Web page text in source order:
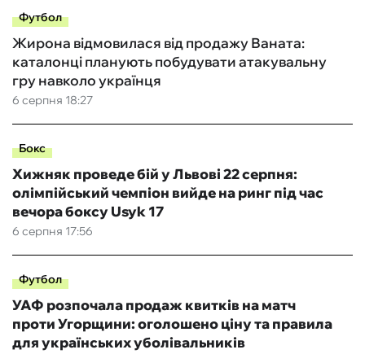
Футбол
6 серпня 18:27
Жирона відмовилася від продажу Ваната:
каталонці планують побудувати атакувальну
гру навколо українця
Бокс
6 серпня 17:56
Хижняк проведе бій у Львові 22 серпня:
олімпійський чемпіон вийде на ринг під час
вечора боксу Usyk 17
Футбол
УАФ розпочала продаж квитків на матч
проти Угорщини: оголошено ціну та правила
для українських уболівальників